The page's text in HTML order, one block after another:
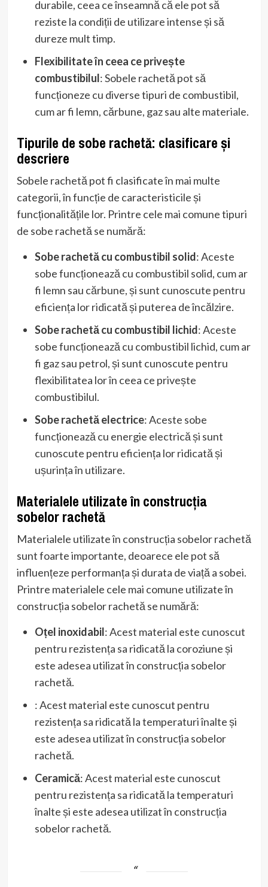
durabile, ceea ce înseamnă că ele pot să
reziste la condiții de utilizare intense și să
dureze mult timp.
Flexibilitate în ceea ce privește
combustibilul: Sobele rachetă pot să
funcționeze cu diverse tipuri de combustibil,
cum ar fi lemn, cărbune, gaz sau alte materiale.
Tipurile de sobe rachetă: clasificare și
descriere
Sobele rachetă pot fi clasificate în mai multe
categorii, în funcție de caracteristicile și
funcționalitățile lor. Printre cele mai comune tipuri
de sobe rachetă se numără:
Sobe rachetă cu combustibil solid: Aceste
sobe funcționează cu combustibil solid, cum ar
fi lemn sau cărbune, și sunt cunoscute pentru
eficiența lor ridicată și puterea de încălzire.
Sobe rachetă cu combustibil lichid: Aceste
sobe funcționează cu combustibil lichid, cum ar
fi gaz sau petrol, și sunt cunoscute pentru
flexibilitatea lor în ceea ce privește
combustibilul.
Sobe rachetă electrice: Aceste sobe
funcționează cu energie electrică și sunt
cunoscute pentru eficiența lor ridicată și
ușurința în utilizare.
Materialele utilizate în construcția
sobelor rachetă
Materialele utilizate în construcția sobelor rachetă
sunt foarte importante, deoarece ele pot să
influențeze performanța și durata de viață a sobei.
Printre materialele cele mai comune utilizate în
construcția sobelor rachetă se numără:
Oțel inoxidabil: Acest material este cunoscut
pentru rezistența sa ridicată la coroziune și
este adesea utilizat în construcția sobelor
rachetă.
: Acest material este cunoscut pentru
rezistența sa ridicată la temperaturi înalte și
este adesea utilizat în construcția sobelor
rachetă.
Ceramică: Acest material este cunoscut
pentru rezistența sa ridicată la temperaturi
înalte și este adesea utilizat în construcția
sobelor rachetă.